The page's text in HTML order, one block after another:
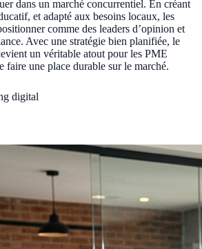
dans un marché concurrentiel. En créant
et adapté aux besoins locaux, les
comme des leaders d’opinion et
Avec une stratégie bien planifiée, le
un véritable atout pour les PME
faire une place durable sur le marché.
digital